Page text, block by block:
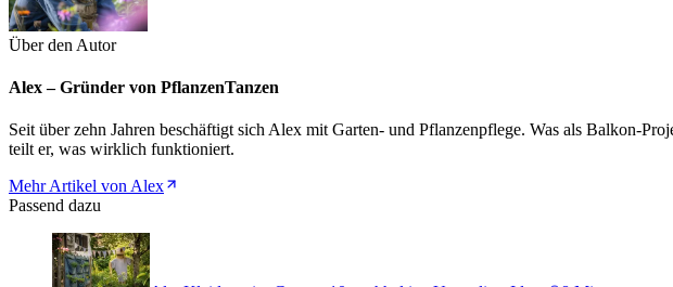
Über den Autor
Alex – Gründer von PflanzenTanzen
Seit über zehn Jahren beschäftigt sich Alex mit Garten- und Pflanzenpflege. Was als Balkon-
teilt er, was wirklich funktioniert.
Mehr Artikel von Alex
Passend dazu